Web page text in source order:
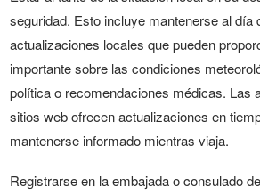
seguridad. Esto incluye mantenerse al día
actualizaciones locales que pueden
importante sobre las condiciones
política o recomendaciones médicas. Las
sitios web ofrecen actualizaciones en
mantenerse informado mientras viaja.
Registrarse en la embajada o consulado